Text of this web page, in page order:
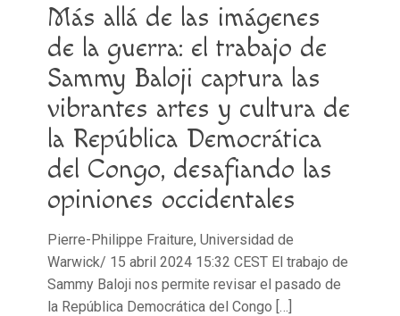
Más allá de las imágenes
de la guerra: el trabajo de
Sammy Baloji captura las
vibrantes artes y cultura de
la República Democrática
del Congo, desafiando las
opiniones occidentales
Pierre-Philippe Fraiture, Universidad de
Warwick/ 15 abril 2024 15:32 CEST El trabajo de
Sammy Baloji nos permite revisar el pasado de
la República Democrática del Congo […]